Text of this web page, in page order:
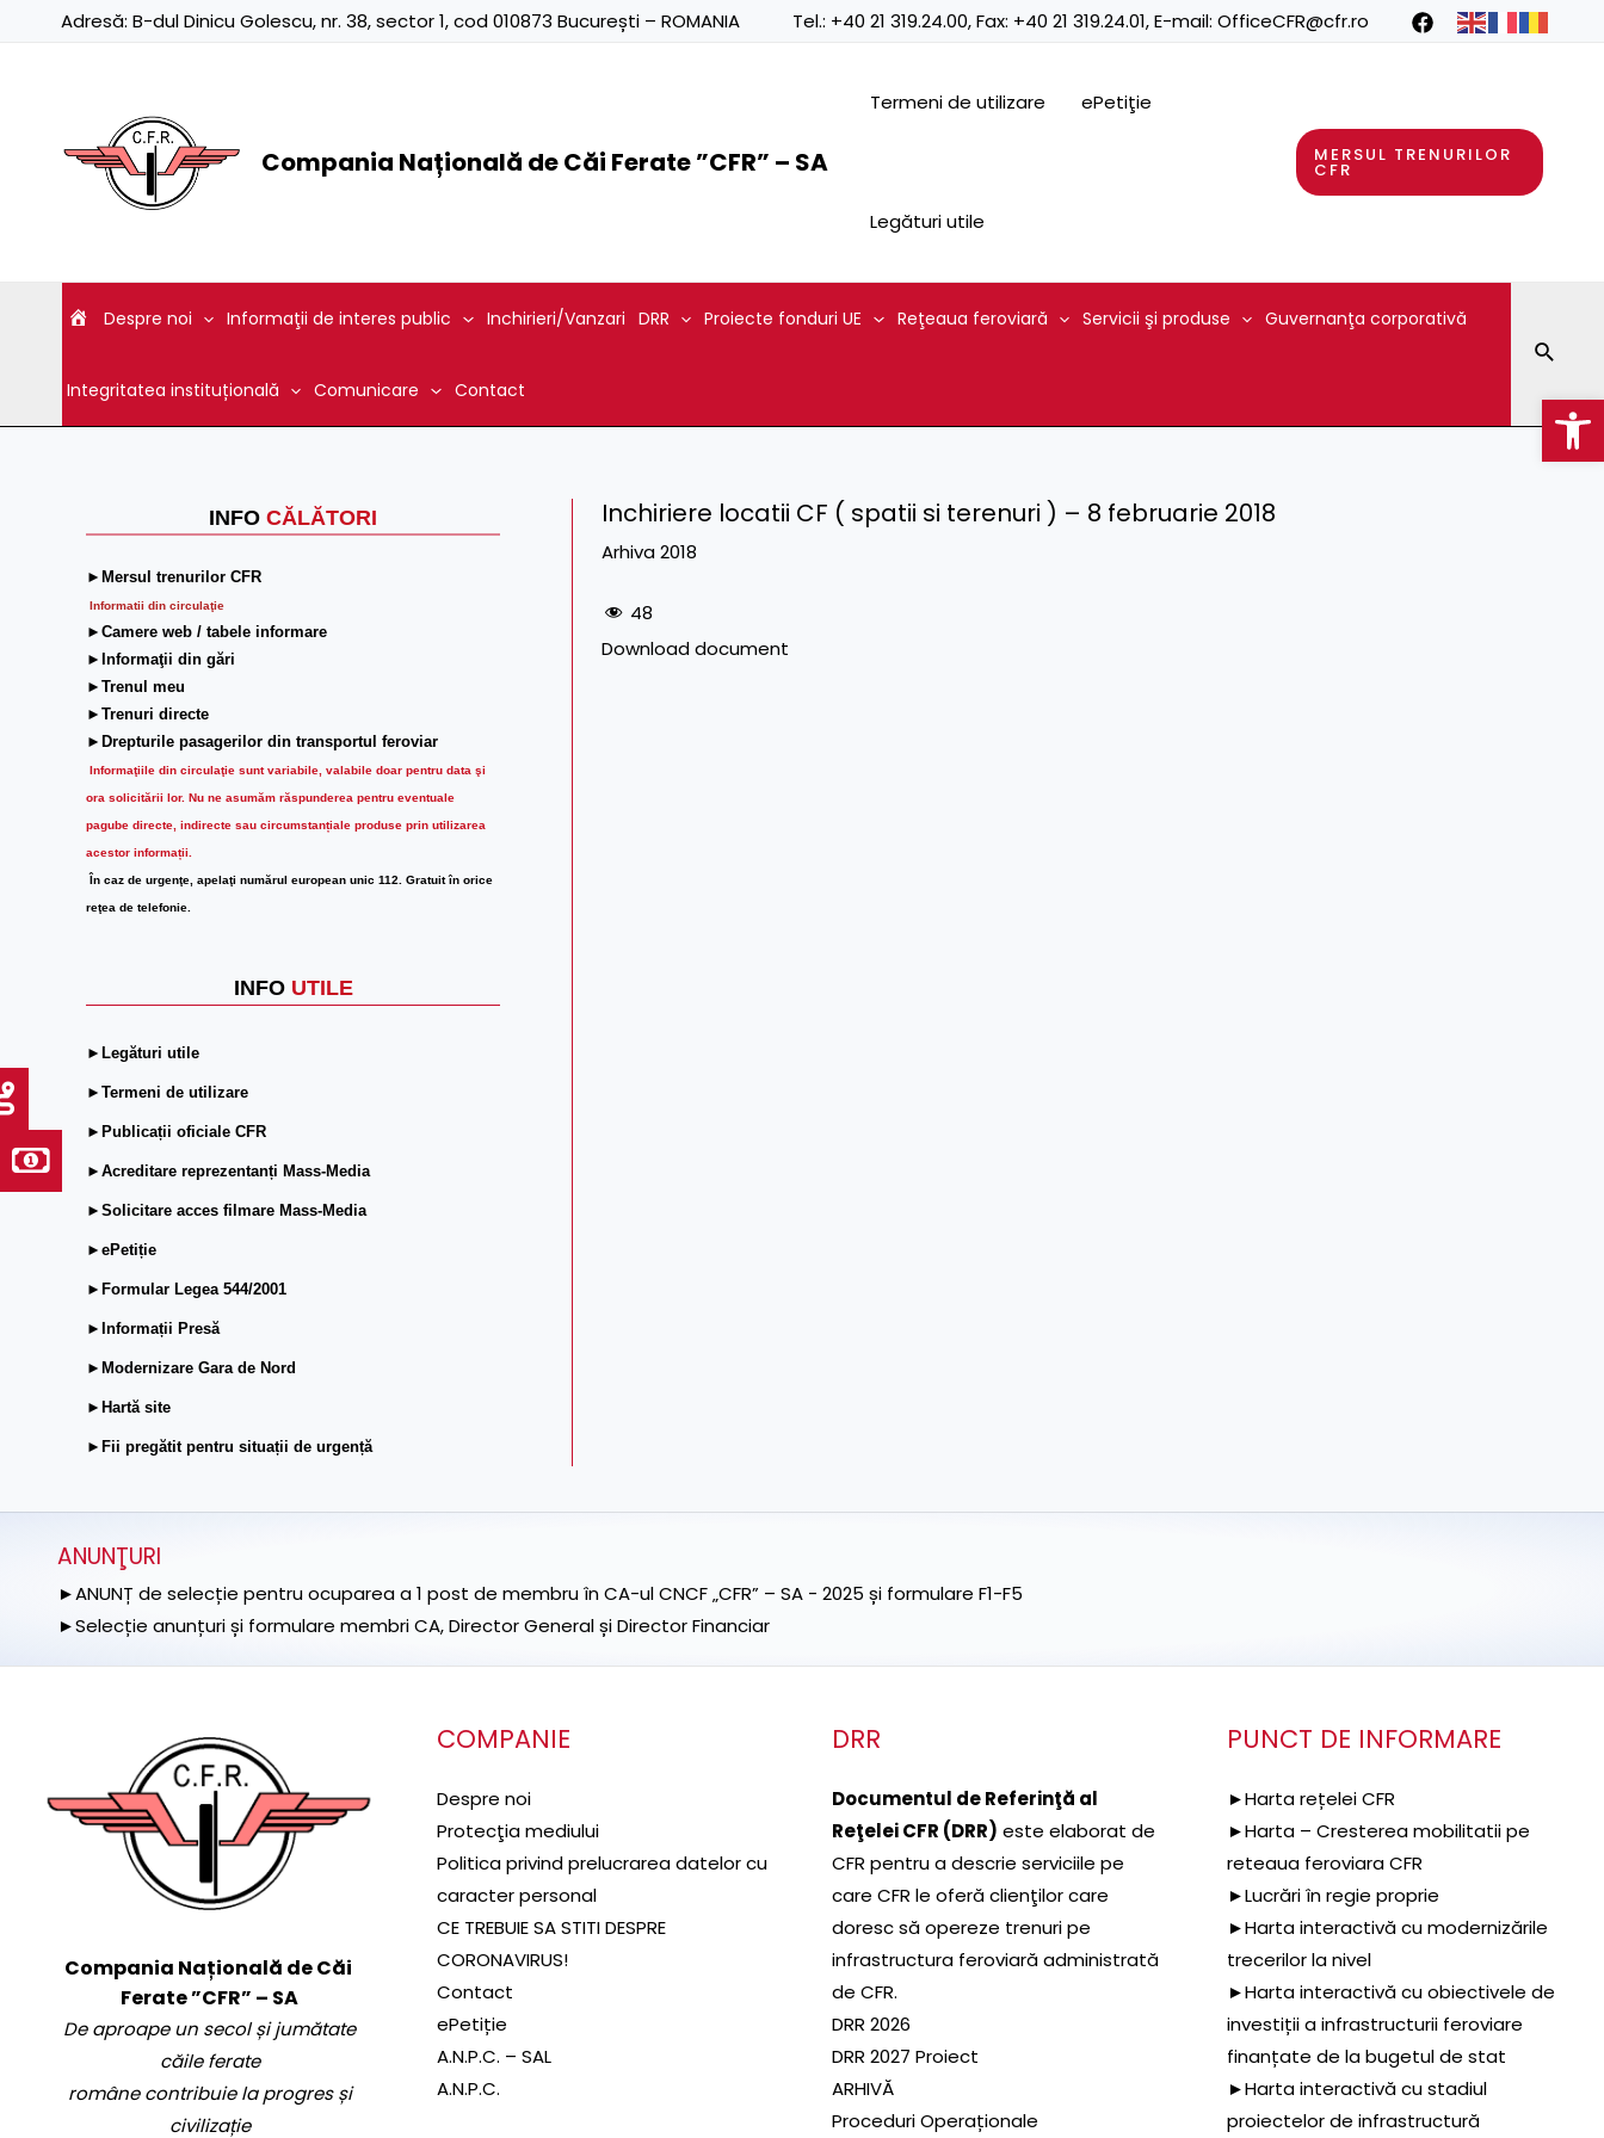
Adresă: B-dul Dinicu Golescu, nr. 38, sector 1, cod 010873 București – ROMANIA Tel.: +40 21 319.24.00, Fax: +40 21 319.24.01, E-mail: OfficeCFR@cfr.ro
Compania Națională de Căi Ferate ”CFR” – SA
Termeni de utilizare ePetiţie
Legături utile
MERSUL TRENURILOR
CFR
Despre noi Informaţii de interes public Inchirieri/Vanzari DRR Proiecte fonduri UE Reţeaua feroviară Servicii şi produse Guvernanţa corporativă
Integritatea instituțională Comunicare Contact
INFO CĂLĂTORI
►Mersul trenurilor CFR
Informatii din circulaţie
►Camere web / tabele informare
►Informaţii din gări
►Trenul meu
►Trenuri directe
►Drepturile pasagerilor din transportul feroviar
Informaţiile din circulaţie sunt variabile, valabile doar pentru data şi
ora solicitării lor. Nu ne asumăm răspunderea pentru eventuale
pagube directe, indirecte sau circumstanțiale produse prin utilizarea
acestor informații.
În caz de urgenţe, apelaţi numărul european unic 112. Gratuit în orice
reţea de telefonie.
INFO UTILE
►Legături utile
►Termeni de utilizare
►Publicații oficiale CFR
►Acreditare reprezentanți Mass-Media
►Solicitare acces filmare Mass-Media
►ePetiție
►Formular Legea 544/2001
►Informații Presă
►Modernizare Gara de Nord
►Hartă site
►Fii pregătit pentru situații de urgență
Inchiriere locatii CF ( spatii si terenuri ) – 8 februarie 2018
Arhiva 2018
48
Download document
ANUNŢURI
►ANUNȚ de selecție pentru ocuparea a 1 post de membru în CA-ul CNCF „CFR” – SA - 2025 și formulare F1-F5
►Selecție anunțuri și formulare membri CA, Director General și Director Financiar
Compania Națională de Căi
Ferate ”CFR” – SA
De aproape un secol și jumătate
căile ferate
române contribuie la progres și
civilizație
COMPANIE
Despre noi
Protecţia mediului
Politica privind prelucrarea datelor cu
caracter personal
CE TREBUIE SA STITI DESPRE
CORONAVIRUS!
Contact
ePetiție
A.N.P.C. – SAL
A.N.P.C.
DRR
Documentul de Referinţă al
Reţelei CFR (DRR) este elaborat de
CFR pentru a descrie serviciile pe
care CFR le oferă clienţilor care
doresc să opereze trenuri pe
infrastructura feroviară administrată
de CFR.
DRR 2026
DRR 2027 Proiect
ARHIVĂ
Proceduri Operaționale
PUNCT DE INFORMARE
►Harta rețelei CFR
►Harta – Cresterea mobilitatii pe
reteaua feroviara CFR
►Lucrări în regie proprie
►Harta interactivă cu modernizările
trecerilor la nivel
►Harta interactivă cu obiectivele de
investiții a infrastructurii feroviare
finanțate de la bugetul de stat
►Harta interactivă cu stadiul
proiectelor de infrastructură